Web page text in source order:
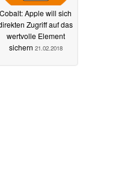
Cobalt: Apple will sich
Zugriff auf das
wertvolle Element
sichern 21.02.2018